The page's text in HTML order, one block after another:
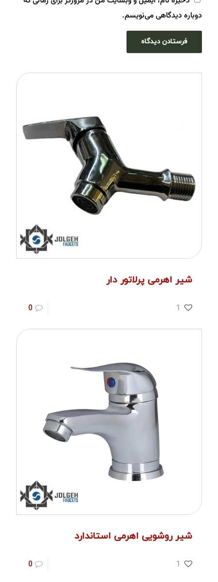
دوباره دیدگاهی می‌نویسم.
شیر اهرمی پرلاتور دار
1
0
شیر روشویی اهرمی استاندارد
1
0